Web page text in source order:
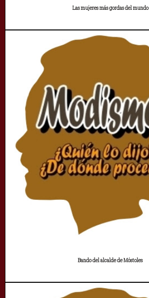
Las mujeres más gordas del mundo
Bando del alcalde de Móstoles